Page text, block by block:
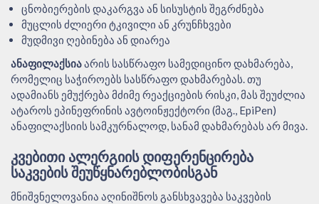
ცნობიერების დაკარგვა ან სისუსტის შეგრძნება
მუცლის ძლიერი ტკივილი ან კრუნჩხვები
მუდმივი ღებინება ან დიარეა
ანაფილაქსიაარის სასწრაფო სამედიცინო დახმარება,
რომელიც საჭიროებს სასწრაფო დახმარებას. თუ
ადამიანს ემუქრება მძიმე რეაქციების რისკი, მას შეუძლია
ატაროს ეპინეფრინის ავტოინჟექტორი (მაგ., EpiPen)
ანაფილაქსიის სამკურნალოდ, სანამ დახმარებას არ მივა.
ᲙᲕᲔᲑᲘᲗᲘ ᲐᲚᲔᲠᲒᲘᲘᲡ ᲓᲘᲤᲔᲠᲔᲜᲪᲘᲠᲔᲑᲐ
ᲡᲐᲙᲕᲔᲑᲘᲡ ᲨᲔᲣᲬᲧᲜᲐᲠᲔᲑᲚᲝᲑᲘᲡᲒᲐᲜ
მნიშვნელოვანია აღინიშნოს განსხვავება საკვების